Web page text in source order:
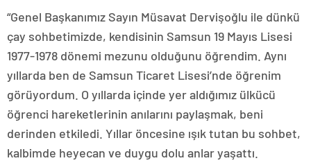
“Genel Başkanımız Sayın Müsavat Dervişoğlu ile dünkü
çay sohbetimizde, kendisinin Samsun 19 Mayıs Lisesi
1977-1978 dönemi mezunu olduğunu öğrendim. Aynı
yıllarda ben de Samsun Ticaret Lisesi’nde öğrenim
görüyordum. O yıllarda içinde yer aldığımız ülkücü
öğrenci hareketlerinin anılarını paylaşmak, beni
derinden etkiledi. Yıllar öncesine ışık tutan bu sohbet,
kalbimde heyecan ve duygu dolu anlar yaşattı.